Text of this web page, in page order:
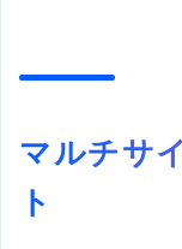
マルチサ
ト